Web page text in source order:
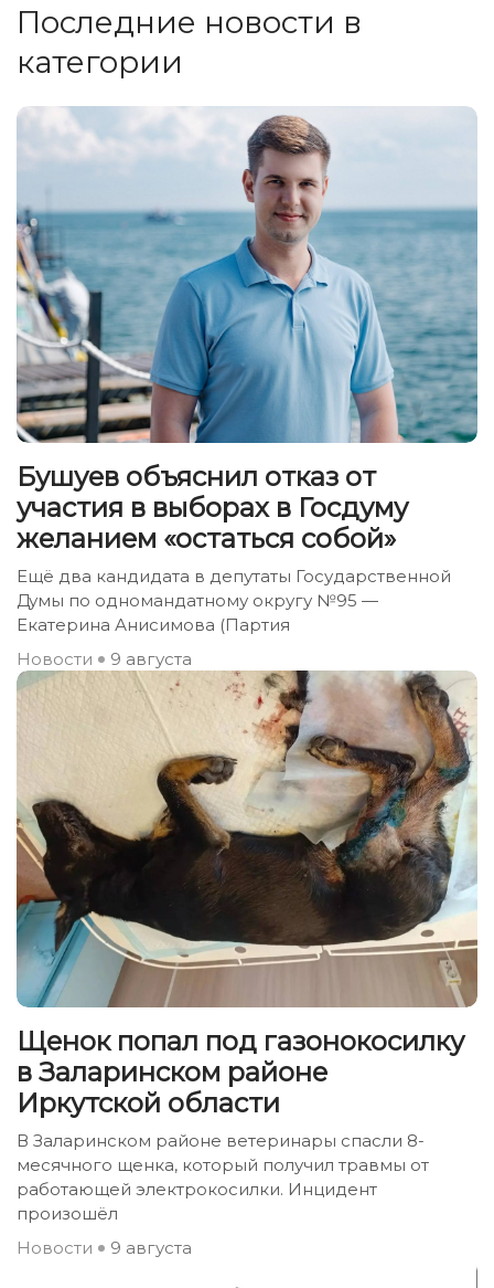
Последние новости в
категории
Бушуев объяснил отказ от
участия в выборах в Госдуму
желанием «остаться собой»
Ещё два кандидата в депутаты Государственной
Думы по одномандатному округу №95 —
Екатерина Анисимова (Партия
Новости
9 августа
Щенок попал под газонокосилку
в Заларинском районе
Иркутской области
В Заларинском районе ветеринары спасли 8-
месячного щенка, который получил травмы от
работающей электрокосилки. Инцидент
произошёл
Новости
9 августа